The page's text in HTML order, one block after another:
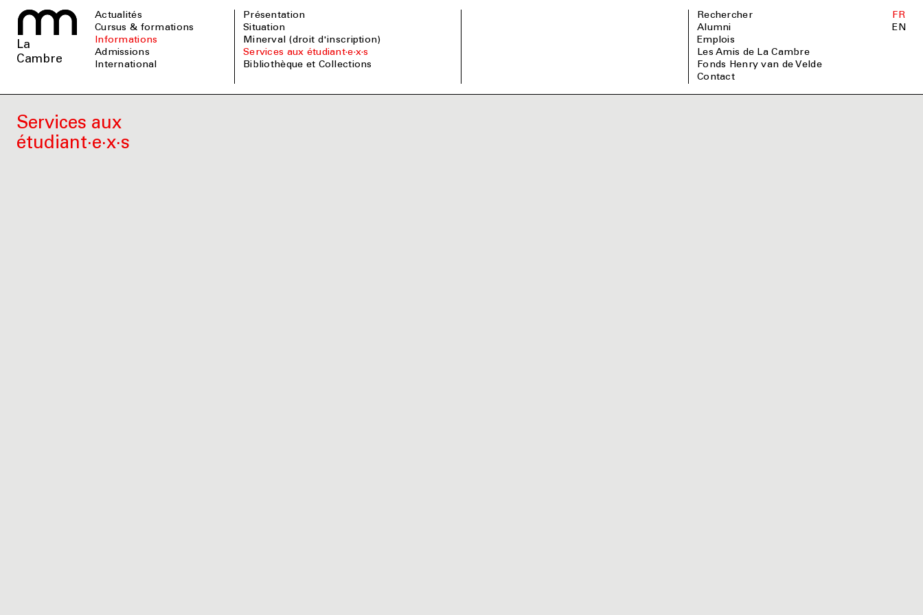
La
Cambre
Actualités
Cursus & formations
informations
admissions
international
Présentation
Situation
Minerval (droit d'inscription)
Services aux étudiant·e·x·s
Bibliothèque et Collections
Rechercher
Alumni
Emplois
Les Amis de La Cambre
Fonds Henry van de Velde
Contact
FR
EN
Services aux
étudiant·e·x·s